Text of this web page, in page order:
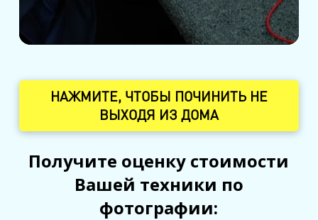
НАЖМИТЕ, ЧТОБЫ ПОЧИНИТЬ НЕ
ВЫХОДЯ ИЗ ДОМА
Получите оценку стоимости
Вашей техники по
фотографии: